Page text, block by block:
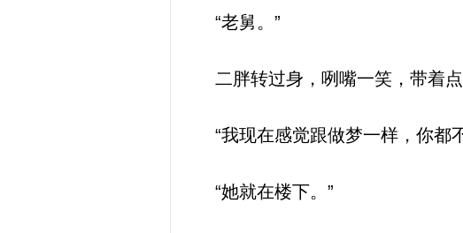
“老舅。”
二胖转过身，咧嘴一笑，带着点
“我现在感觉跟做梦一样，你都
“她就在楼下。”